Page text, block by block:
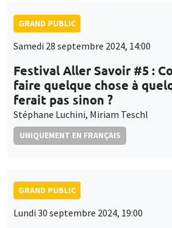
GRAND PUBLIC
Samedi 28 septembre 2024, 14:00
Festival Aller Savoir #5 :
faire quelque chose à
ferait pas sinon ?
Stéphane Luchini, Miriam Teschl
UNIQUEMENT EN FRANÇAIS
GRAND PUBLIC
Lundi 30 septembre 2024, 19:00